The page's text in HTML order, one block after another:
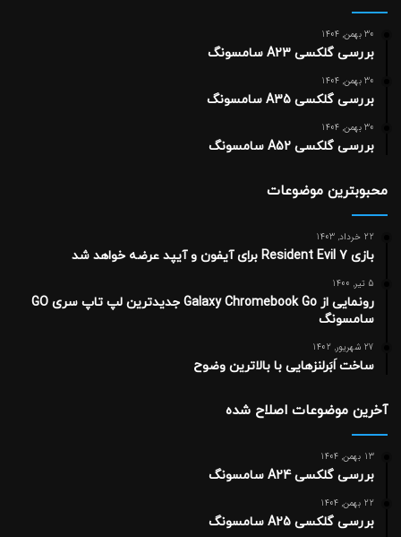
30 بهمن, 1404
بررسی گلکسی A23 سامسونگ
30 بهمن, 1404
بررسی گلکسی A35 سامسونگ
30 بهمن, 1404
بررسی گلکسی A52 سامسونگ
محبوبترین موضوعات
22 خرداد, 1403
بازی Resident Evil 7 برای آیفون و آیپد عرضه خواهد شد
5 تیر, 1400
رونمایی از Galaxy Chromebook Go جدیدترین لپ تاپ سری GO
سامسونگ
27 شهریور, 1402
ساخت اَبَرلنزهایی با بالاترین وضوح
آخرین موضوعات اصلاح شده
13 بهمن, 1404
بررسی گلکسی A24 سامسونگ
22 بهمن, 1404
بررسی گلکسی A25 سامسونگ